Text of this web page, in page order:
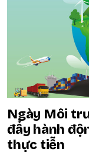
Ngày Môi
đẩy hành
thực tiễn